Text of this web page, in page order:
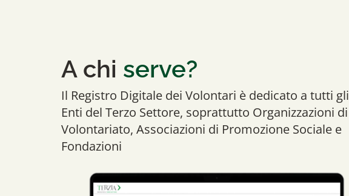
A chi serve?
Il Registro Digitale dei Volontari è dedicato a tutti gli
Enti del Terzo Settore, soprattutto Organizzazioni di
Volontariato, Associazioni di Promozione Sociale e
Fondazioni